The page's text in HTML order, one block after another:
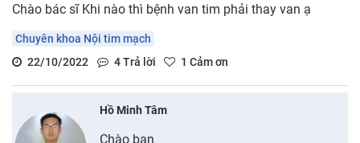
Chào bác sĩ Khi nào thì bệnh van tim phải thay van ạ
Chuyên khoa Nội tim mạch
22/10/2022
4Trả lời 1 Cảm ơn
Hồ Minh Tâm
Chào bạn